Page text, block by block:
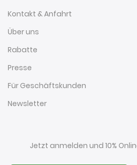
Kontakt & Anfahrt
Über uns
Rabatte
Presse
Für Geschäftskunden
Newsletter
Jetzt anmelden und 10%